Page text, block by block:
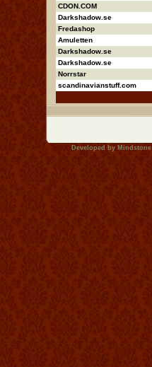
CDON.COM
Darkshadow.se
Fredashop
Amuletten
Darkshadow.se
Darkshadow.se
Norrstar
scandinavianstuff.com
Developed by Mindstone